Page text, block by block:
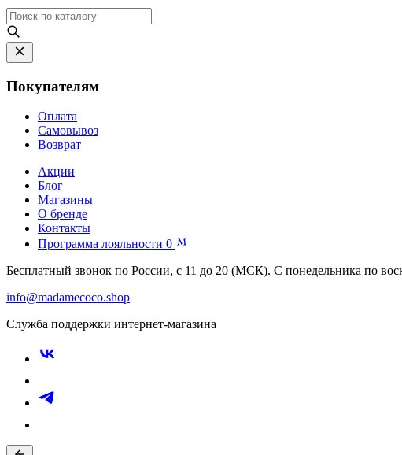
Покупателям
Оплата
Самовывоз
Возврат
Акции
Блог
Магазины
О бренде
Контакты
Программа лояльности 0
Бесплатный звонок по России, с 11 до 20 (МСК). С понедельника по
info@madamecoco.shop
Служба поддержки интернет-магазина